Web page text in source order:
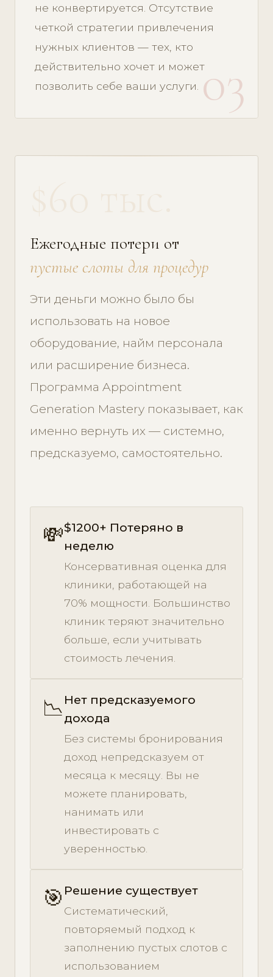
не конвертируется. Отсутствие
четкой стратегии привлечения
нужных клиентов — тех, кто
действительно хочет и может
позволить себе ваши услуги. 03
Ежегодные потери от
пустые слоты для процедур
Эти деньги можно было бы
использовать на новое
оборудование, найм персонала
или расширение бизнеса.
Программа Appointment
Generation Mastery показывает, как
именно вернуть их — системно,
предсказуемо, самостоятельно.
💸$1200+ Потеряно в
неделю
Консервативная оценка для
клиники, работающей на
70% мощности. Большинство
клиник теряют значительно
больше, если учитывать
стоимость лечения.
📉 Нет предсказуемого
дохода
Без системы бронирования
доход непредсказуем от
месяца к месяцу. Вы не
можете планировать,
нанимать или
инвестировать с
уверенностью.
🎯 Решение существует
Систематический,
повторяемый подход к
заполнению пустых слотов с
использованием